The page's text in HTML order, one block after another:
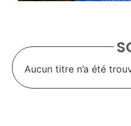
Aucun titre n’a été